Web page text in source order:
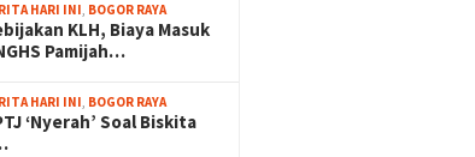
HARI INI, BOGOR RAYA
KLH, Biaya Masuk
Pamijah…
HARI INI, BOGOR RAYA
‘Nyerah’ Soal Biskita